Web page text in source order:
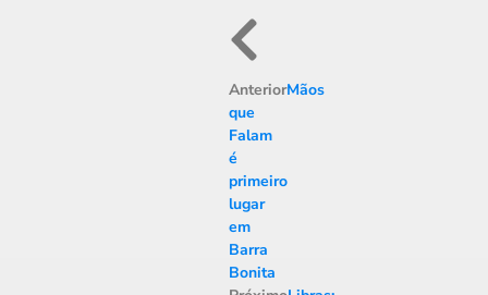
AnteriorMãos
que
Falam
é
primeiro
lugar
em
Barra
Bonita